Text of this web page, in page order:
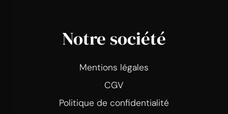
Notre société
Mentions légales
CGV
Politique de confidentialité